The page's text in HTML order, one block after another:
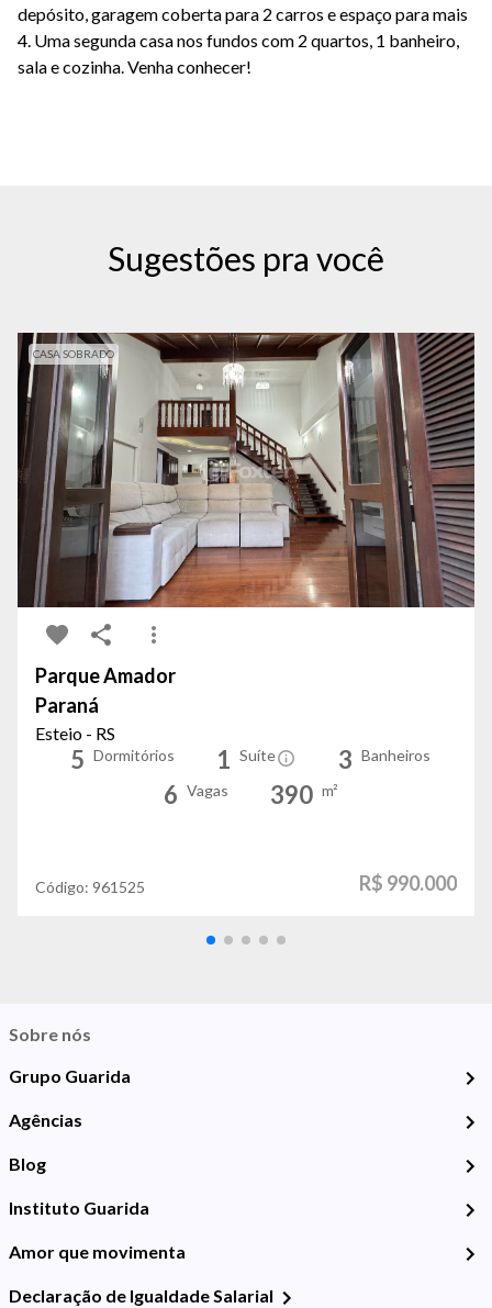
depósito, garagem coberta para 2 carros e espaço para mais
4. Uma segunda casa nos fundos com 2 quartos, 1 banheiro,
sala e cozinha. Venha conhecer!
Sugestões pra você
CASA SOBRADO
Parque Amador
Paraná
Esteio - RS
5 Dormitórios 1 Suíte 3 Banheiros
6 Vagas 390 m²
Código: 961525 R$ 990.000
Sobre nós
Grupo Guarida
Agências
Blog
Instituto Guarida
Amor que movimenta
Declaração de Igualdade Salarial